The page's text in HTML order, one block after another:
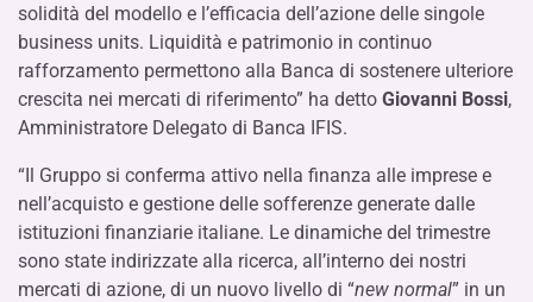
solidità del modello e l’efficacia dell’azione delle singole
business units. Liquidità e patrimonio in continuo
rafforzamento permettono alla Banca di sostenere ulteriore
crescita nei mercati di riferimento” ha detto Giovanni Bossi,
Amministratore Delegato di Banca IFIS.
“Il Gruppo si conferma attivo nella finanza alle imprese e
nell’acquisto e gestione delle sofferenze generate dalle
istituzioni finanziarie italiane. Le dinamiche del trimestre
sono state indirizzate alla ricerca, all’interno dei nostri
mercati di azione, di un nuovo livello di “new normal” in un